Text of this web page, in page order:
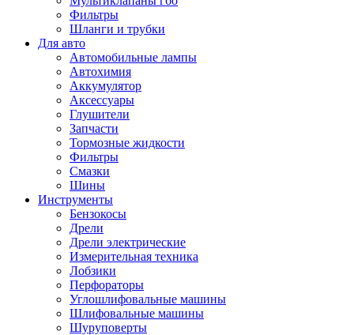
Фильтры
Шланги и трубки
Для авто
Автомобильные лампы
Автохимия
Аккумулятор
Аксессуары
Глушители
Запчасти
Тормозные жидкости
Фильтры
Смазки
Шины
Инструменты
Бензокосы
Дрели
Дрели электрические
Измерительная техника
Лобзики
Перфораторы
Углошлифовальные машины
Шлифовальные машины
Шуруповерты